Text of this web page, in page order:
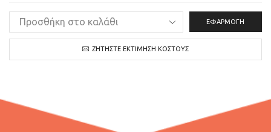
ΕΦΑΡΜΟΓΉ
ΖΗΤΉΣΤΕ ΕΚΤΊΜΗΣΗ ΚΌΣΤΟΥΣ